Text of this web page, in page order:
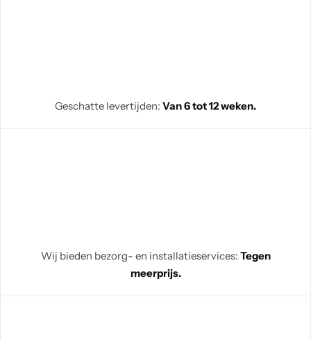
Geschatte levertijden: Van 6 tot 12 weken.
Wij bieden bezorg- en installatieservices: Tegen
meerprijs.